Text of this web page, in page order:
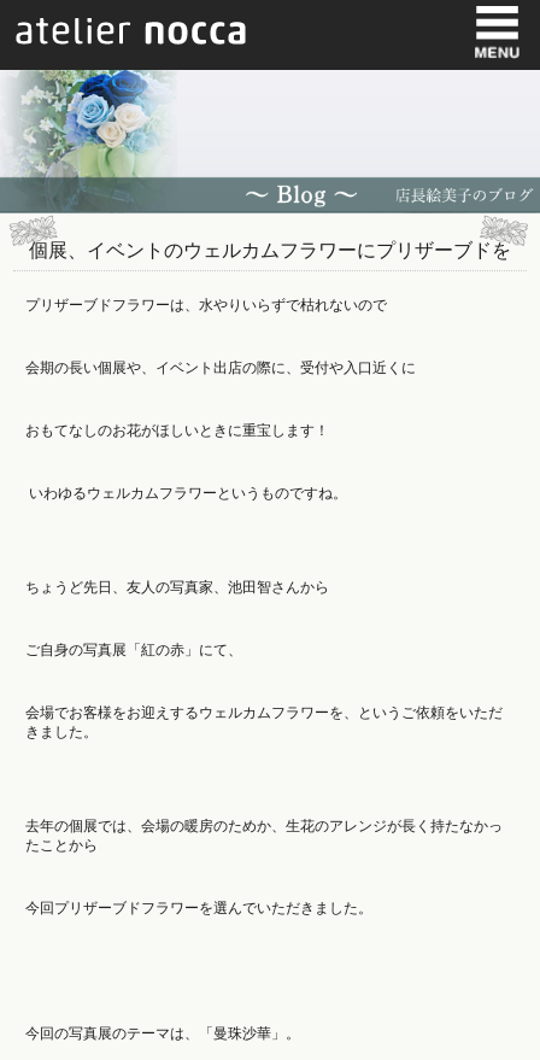
個展、イベントのウェルカムフラワーにプリザーブドを
プリザーブドフラワーは、水やりいらずで枯れないので
会期の長い個展や、イベント出店の際に、受付や入口近くに
おもてなしのお花がほしいときに重宝します！
いわゆるウェルカムフラワーというものですね。
ちょうど先日、友人の写真家、池田智さんから
ご自身の写真展「紅の赤」にて、
会場でお客様をお迎えするウェルカムフラワーを、というご依頼をいただ
きました。
去年の個展では、会場の暖房のためか、生花のアレンジが長く持たなかっ
たことから
今回プリザーブドフラワーを選んでいただきました。
今回の写真展のテーマは、「曼珠沙華」。